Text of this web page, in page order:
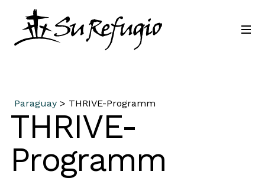
Schließ dich uns an
Sprache
Paraguay > THRIVE-Programm
THRIVE-
Programm